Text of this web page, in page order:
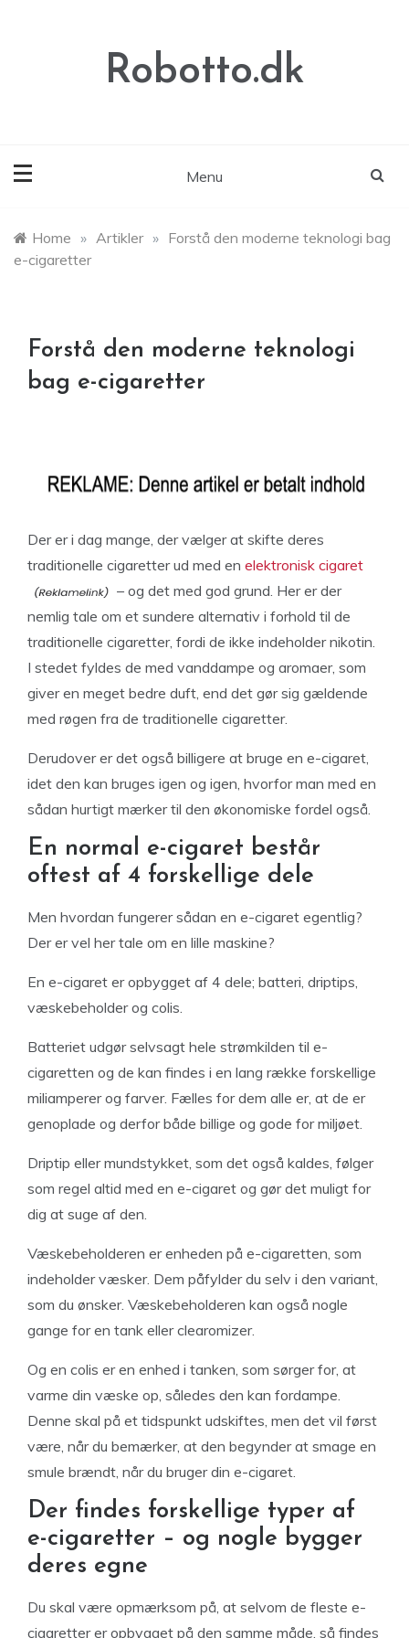
Robotto.dk
Menu
Home » Artikler » Forstå den moderne teknologi bag
e-cigaretter
Forstå den moderne teknologi
bag e-cigaretter
Der er i dag mange, der vælger at skifte deres
traditionelle cigaretter ud med en elektronisk cigaret
– og det med god grund. Her er der
nemlig tale om et sundere alternativ i forhold til de
traditionelle cigaretter, fordi de ikke indeholder nikotin.
I stedet fyldes de med vanddampe og aromaer, som
giver en meget bedre duft, end det gør sig gældende
med røgen fra de traditionelle cigaretter.
Derudover er det også billigere at bruge en e-cigaret,
idet den kan bruges igen og igen, hvorfor man med en
sådan hurtigt mærker til den økonomiske fordel også.
En normal e-cigaret består
oftest af 4 forskellige dele
Men hvordan fungerer sådan en e-cigaret egentlig?
Der er vel her tale om en lille maskine?
En e-cigaret er opbygget af 4 dele; batteri, driptips,
væskebeholder og colis.
Batteriet udgør selvsagt hele strømkilden til e-
cigaretten og de kan findes i en lang række forskellige
miliamperer og farver. Fælles for dem alle er, at de er
genoplade og derfor både billige og gode for miljøet.
Driptip eller mundstykket, som det også kaldes, følger
som regel altid med en e-cigaret og gør det muligt for
dig at suge af den.
Væskebeholderen er enheden på e-cigaretten, som
indeholder væsker. Dem påfylder du selv i den variant,
som du ønsker. Væskebeholderen kan også nogle
gange for en tank eller clearomizer.
Og en colis er en enhed i tanken, som sørger for, at
varme din væske op, således den kan fordampe.
Denne skal på et tidspunkt udskiftes, men det vil først
være, når du bemærker, at den begynder at smage en
smule brændt, når du bruger din e-cigaret.
Der findes forskellige typer af
e-cigaretter – og nogle bygger
deres egne
Du skal være opmærksom på, at selvom de fleste e-
cigaretter er opbygget på den samme måde, så findes